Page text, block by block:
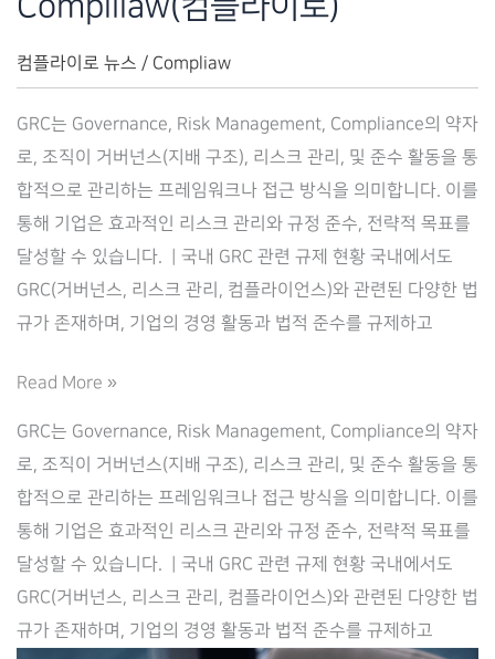
컴플라이로 뉴스 / Compliaw
GRC는 Governance, Risk Management, Compliance의 약자
로, 조직이 거버넌스(지배 구조), 리스크 관리, 및 준수 활동을 통
합적으로 관리하는 프레임워크나 접근 방식을 의미합니다. 이를
통해 기업은 효과적인 리스크 관리와 규정 준수, 전략적 목표를
달성할 수 있습니다. ​ | 국내 GRC 관련 규제 현황 국내에서도
GRC(거버넌스, 리스크 관리, 컴플라이언스)와 관련된 다양한 법
규가 존재하며, 기업의 경영 활동과 법적 준수를 규제하고
GRC
템
Read More »
GRC는 Governance, Risk Management, Compliance의 약자
로, 조직이 거버넌스(지배 구조), 리스크 관리, 및 준수 활동을 통
합적으로 관리하는 프레임워크나 접근 방식을 의미합니다. 이를
통해 기업은 효과적인 리스크 관리와 규정 준수, 전략적 목표를
달성할 수 있습니다. ​ | 국내 GRC 관련 규제 현황 국내에서도
GRC(거버넌스, 리스크 관리, 컴플라이언스)와 관련된 다양한 법
규가 존재하며, 기업의 경영 활동과 법적 준수를 규제하고